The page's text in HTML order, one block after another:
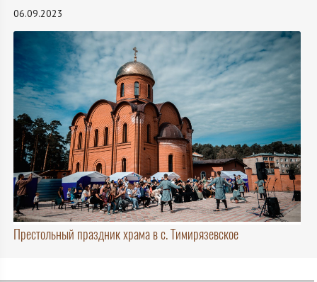
06.09.2023
Престольный праздник храма в с. Тимирязевское